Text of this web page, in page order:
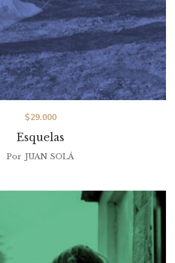
Esquelas
$29.000
Por JUAN SOLÁ